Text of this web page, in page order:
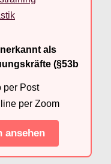
als
(§53b
per Post
per Zoom
ansehen